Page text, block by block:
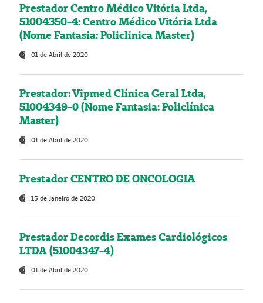
Prestador Centro Médico Vitória Ltda,
51004350-4: Centro Médico Vitória Ltda
(Nome Fantasia: Policlínica Master)
01 de Abril de 2020
Prestador: Vipmed Clínica Geral Ltda,
51004349-0 (Nome Fantasia: Policlínica
Master)
01 de Abril de 2020
Prestador CENTRO DE ONCOLOGIA
15 de Janeiro de 2020
Prestador Decordis Exames Cardiológicos
LTDA (51004347-4)
01 de Abril de 2020